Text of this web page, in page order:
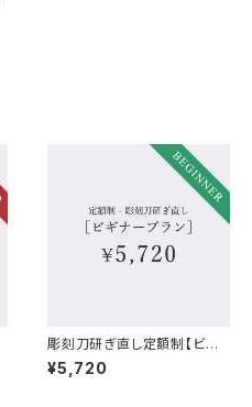
彫刻刀研ぎ直し定額制【ビギ
ナープラン】
¥5,720